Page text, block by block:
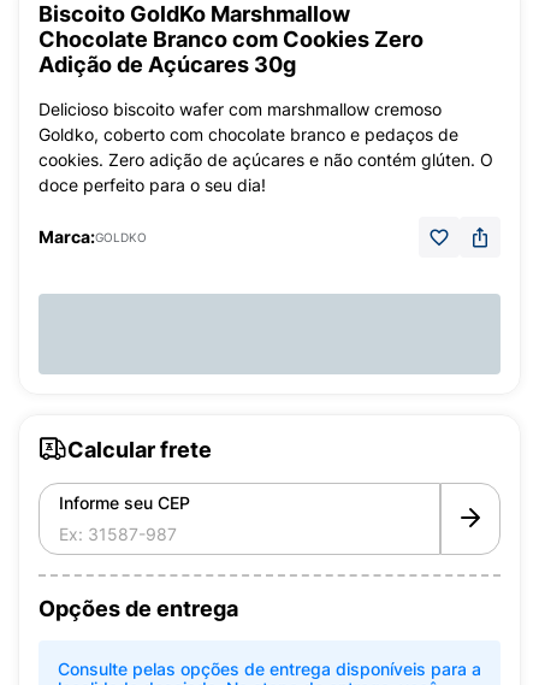
Biscoito GoldKo Marshmallow
Chocolate Branco com Cookies Zero
Adição de Açúcares 30g
Delicioso biscoito wafer com marshmallow cremoso
Goldko, coberto com chocolate branco e pedaços de
cookies. Zero adição de açúcares e não contém glúten. O
doce perfeito para o seu dia!
Marca:GOLDKO
Calcular frete
Informe seu CEP
Opções de entrega
Consulte pelas opções de entrega disponíveis para a